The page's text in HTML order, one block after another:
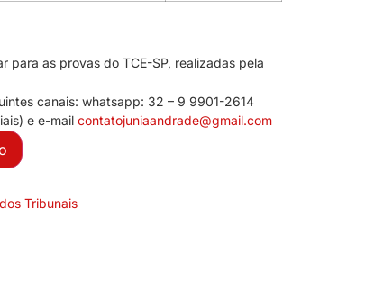
para as provas do TCE-SP, realizadas pela
canais: whatsapp: 32 – 9 9901-2614
e e-mail contatojuniaandrade@gmail.com
Tribunais